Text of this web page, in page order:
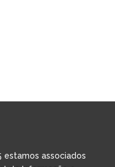
estamos associados